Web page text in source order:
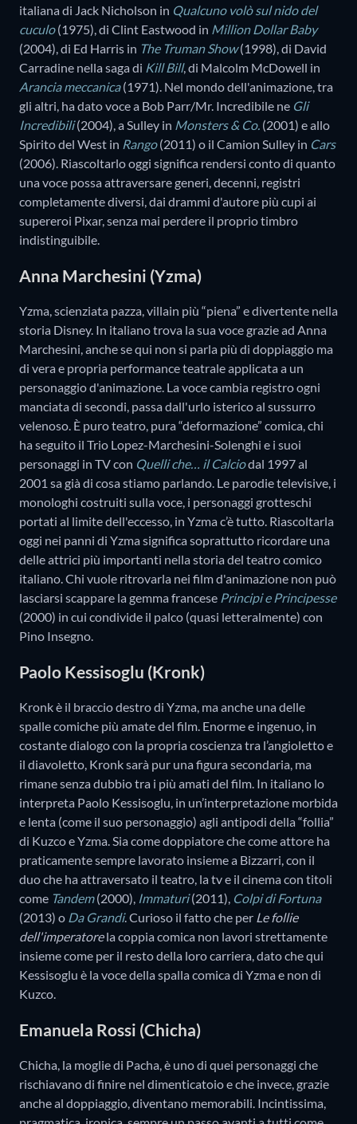
italiana di Jack Nicholson in Qualcuno volò sul nido del
cuculo (1975), di Clint Eastwood in Million Dollar Baby
(2004), di Ed Harris in The Truman Show (1998), di David
Carradine nella saga di Kill Bill, di Malcolm McDowell in
Arancia meccanica(1971). Nel mondo dell'animazione, tra
gli altri, ha dato voce a Bob Parr/Mr. Incredibile ne Gli
Incredibili(2004), a Sulley in Monsters & Co. (2001) e allo
Spirito del West in Rango (2011) o il Camion Sulley in Cars
(2006). Riascoltarlo oggi significa rendersi conto di quanto
una voce possa attraversare generi, decenni, registri
completamente diversi, dai drammi d'autore più cupi ai
supereroi Pixar, senza mai perdere il proprio timbro
indistinguibile.
Anna Marchesini (Yzma)
Yzma, scienziata pazza, villain più “piena” e divertente nella
storia Disney. In italiano trova la sua voce grazie ad Anna
Marchesini, anche se qui non si parla più di doppiaggio ma
di vera e propria performance teatrale applicata a un
personaggio d'animazione. La voce cambia registro ogni
manciata di secondi, passa dall'urlo isterico al sussurro
velenoso. È puro teatro, pura “deformazione” comica, chi
ha seguito il Trio Lopez-Marchesini-Solenghi e i suoi
personaggi in TV con Quelli che… il Calciodal 1997 al
2001 sa già di cosa stiamo parlando. Le parodie televisive, i
monologhi costruiti sulla voce, i personaggi grotteschi
portati al limite dell'eccesso, in Yzma c’è tutto. Riascoltarla
oggi nei panni di Yzma significa soprattutto ricordare una
delle attrici più importanti nella storia del teatro comico
italiano. Chi vuole ritrovarla nei film d'animazione non può
lasciarsi scappare la gemma francese Principi e Principesse
(2000) in cui condivide il palco (quasi letteralmente) con
Pino Insegno.
Paolo Kessisoglu (Kronk)
Kronk è il braccio destro di Yzma, ma anche una delle
spalle comiche più amate del film. Enorme e ingenuo, in
costante dialogo con la propria coscienza tra l’angioletto e
il diavoletto, Kronk sarà pur una figura secondaria, ma
rimane senza dubbio tra i più amati del film. In italiano lo
interpreta Paolo Kessisoglu, in un’interpretazione morbida
e lenta (come il suo personaggio) agli antipodi della “follia”
di Kuzco e Yzma. Sia come doppiatore che come attore ha
praticamente sempre lavorato insieme a Bizzarri, con il
duo che ha attraversato il teatro, la tv e il cinema con titoli
come Tandem (2000), Immaturi(2011), Colpi di Fortuna
(2013) o Da Grandi. Curioso il fatto che per Le follie
dell'imperatorela coppia comica non lavori strettamente
insieme come per il resto della loro carriera, dato che qui
Kessisoglu è la voce della spalla comica di Yzma e non di
Kuzco.
Emanuela Rossi (Chicha)
Chicha, la moglie di Pacha, è uno di quei personaggi che
rischiavano di finire nel dimenticatoio e che invece, grazie
anche al doppiaggio, diventano memorabili. Incintissima,